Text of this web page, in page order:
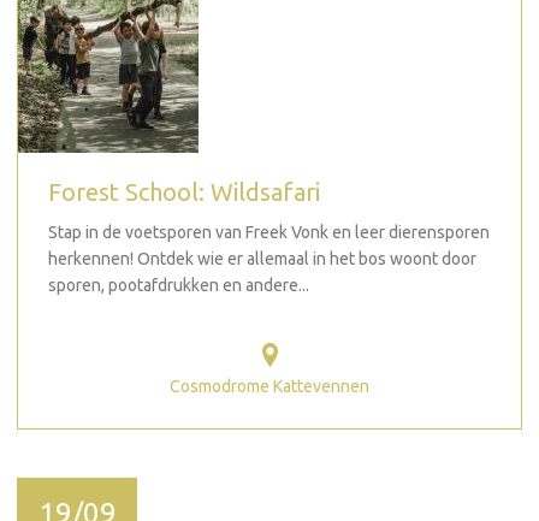
Forest School: Wildsafari
Stap in de voetsporen van Freek Vonk en leer dierensporen
herkennen! Ontdek wie er allemaal in het bos woont door
sporen, pootafdrukken en andere...
Cosmodrome Kattevennen
19/09